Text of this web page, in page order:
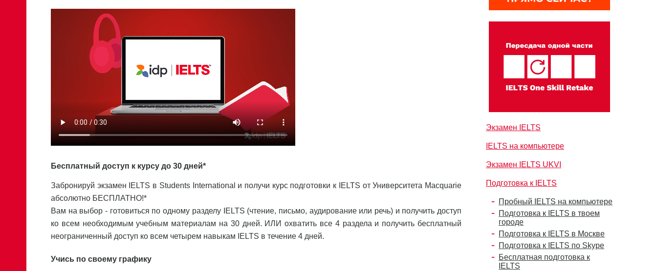
Бесплатный доступ к курсу до 30 дней*
Забронируй экзамен IELTS в Students International и получи курс подготовки к IELTS от Университета Macquarie
абсолютно БЕСПЛАТНО!*
Вам на выбор - готовиться по одному разделу IELTS (чтение, письмо, аудирование или речь) и получить доступ
ко всем необходимым учебным материалам на 30 дней. ИЛИ охватить все 4 раздела и получить бесплатный
неограниченный доступ ко всем четырем навыкам IELTS в течение 4 дней.
Учись по своему графику
Экзамен IELTS
IELTS на компьютере
Экзамен IELTS UKVI
Подготовка к IELTS
Пробный IELTS на компьютере
Подготовка к IELTS в твоем
городе
Подготовка к IELTS в Москве
Подготовка к IELTS по Skype
Бесплатная подготовка к
IELTS